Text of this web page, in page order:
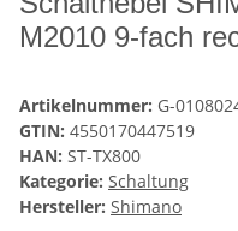
M2010 9-fach
Artikelnummer: G-
GTIN: 4550170447519
HAN: ST-TX800
Kategorie: Schaltung
Hersteller: Shimano